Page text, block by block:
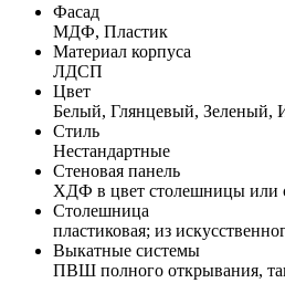
Фасад
МДФ, Пластик
Материал корпуса
ЛДСП
Цвет
Белый, Глянцевый, Зеленый,
Стиль
Нестандартные
Стеновая панель
ХДФ в цвет столешницы или
Столешница
пластиковая; из
Выкатные системы
ПВШ полного открывания,